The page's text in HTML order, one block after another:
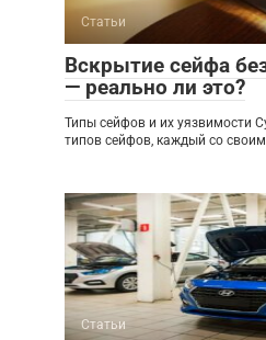
Статьи
Вскрытие сейфа
— реально ли это?
Типы сейфов и их уязвимости
типов сейфов, каждый со
Статьи